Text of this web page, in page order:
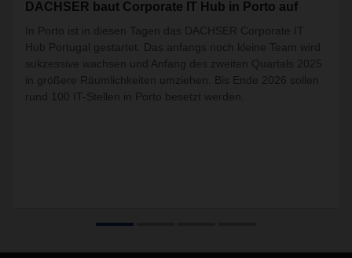
DACHSER baut Corporate IT Hub in Porto auf
In Porto ist in diesen Tagen das DACHSER Corporate IT
Hub Portugal gestartet. Das anfangs noch kleine Team wird
sukzessive wachsen und Anfang des zweiten Quartals 2025
in größere Räumlichkeiten umziehen. Bis Ende 2026 sollen
rund 100 IT-Stellen in Porto besetzt werden.